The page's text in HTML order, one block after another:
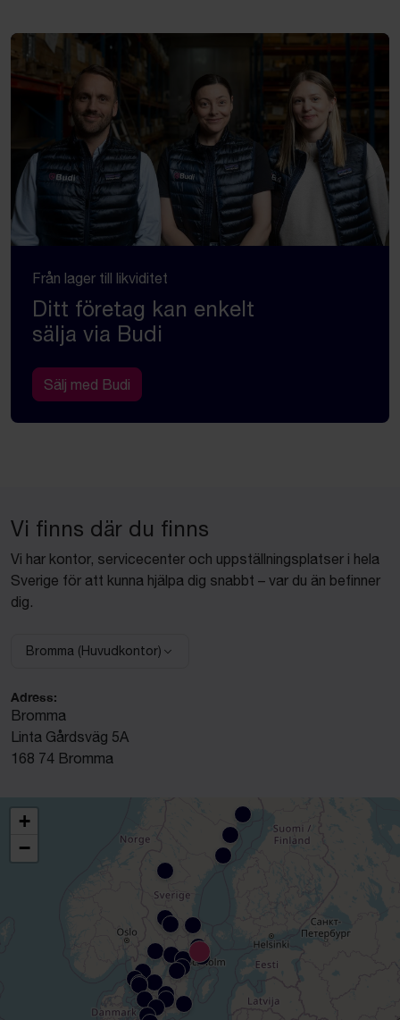
Från lager till likviditet
Ditt företag kan enkelt
sälja via Budi
Sälj med Budi
Vi finns där du finns
Vi har kontor, servicecenter och uppställningsplatser i hela
Sverige för att kunna hjälpa dig snabbt – var du än befinner
dig.
Välj anläggning:
Bromma (Huvudkontor)
Adress:
Bromma
Linta Gårdsväg 5A
168 74 Bromma
+
−